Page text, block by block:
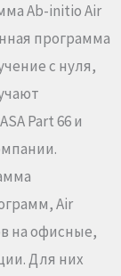
Ab-initio Air
программа
с нуля,
Part 66 и
Air
на офисные,
Для них